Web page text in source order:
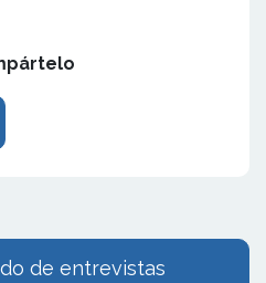
de entrevistas